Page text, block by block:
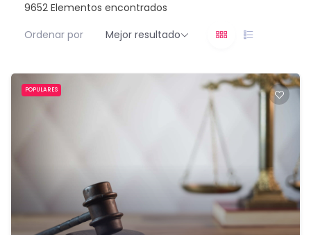
9652 Elementos encontrados
Ordenar por
Mejor resultado
POPULARES